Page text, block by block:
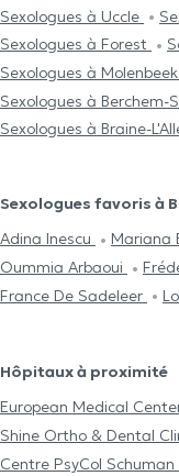
Sexologues à Uccle
Sexologues à Forest
Sexologues à
Sexologues à Berchem-
Sexologues à Braine-
Sexologues favoris à
Adina Inescu
Mariana
Oummia Arbaoui
France De Sadeleer
Hôpitaux à proximité
European Medical
Shine Ortho & Dental
Centre PsyCol